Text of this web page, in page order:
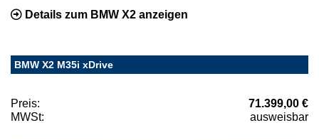
Details zum BMW X2 anzeigen
BMW X2 M35i xDrive
Preis:
71.399,00 €
MWSt:
ausweisbar